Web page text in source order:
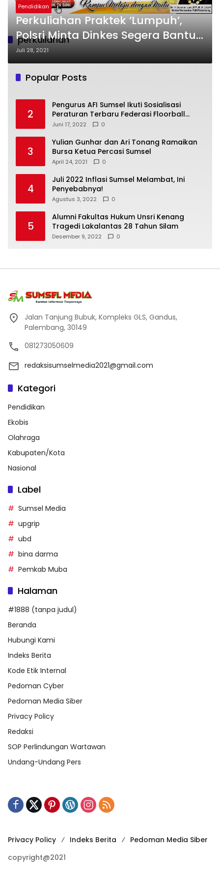
perkuliahan
Pendidikan
Perkuliahan Praktek ‘Lumpuh’,
Polsri Minta Dinkes Segera Bantu
Vaksinasi
Juli 28, 2021
Popular Posts
2
Pengurus AFI Sumsel Ikuti Sosialisasi
Peraturan Terbaru Federasi Floorball
Internasional
Juni 17, 2022 0
3
Yulian Gunhar dan Ari Tonang Ramaikan
Bursa Ketua Percasi Sumsel
April 24, 2021 0
4
Juli 2022 Inflasi Sumsel Melambat, Ini
Penyebabnya!
Agustus 3, 2022 0
5
Alumni Fakultas Hukum Unsri Kenang
Tragedi Lakalantas 28 Tahun Silam
Desember 9, 2022 0
Jalan Tanjung Bubuk, Kompleks GLS, Gandus,
Palembang, 30149
081273050609
redaksisumselmedia2021@gmail.com
Kategori
Pendidikan
Ekobis
Olahraga
Kabupaten/Kota
Nasional
Label
Sumsel Media
upgrip
ubd
bina darma
Pemkab Muba
Halaman
#1888 (tanpa judul)
Beranda
Hubungi Kami
Indeks Berita
Kode Etik Internal
Pedoman Cyber
Pedoman Media Siber
Privacy Policy
Redaksi
SOP Perlindungan Wartawan
Undang-Undang Pers
Privacy Policy Indeks Berita
Pedoman Media Siber
copyright@2021